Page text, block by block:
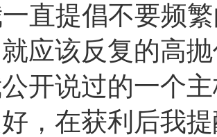
提倡不要频繁
应该反复的高
开说过的一个
，在获利后我